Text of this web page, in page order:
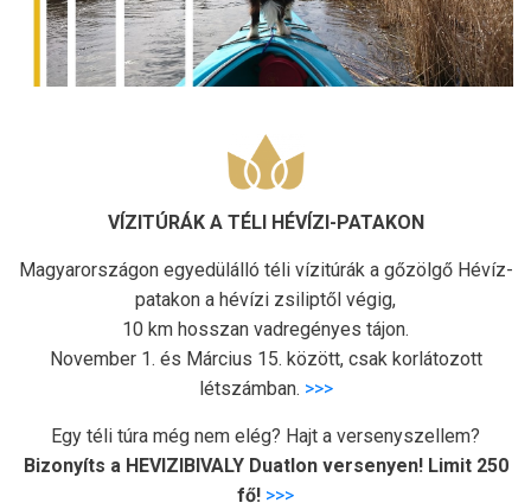
VÍZITÚRÁK A TÉLI HÉVÍZI-PATAKON
Magyarországon egyedülálló téli vízitúrák a gőzölgő Hévíz-
patakon a hévízi zsiliptől végig,
10 km hosszan vadregényes tájon.
November 1. és Március 15. között, csak korlátozott
létszámban. >>>
Egy téli túra még nem elég? Hajt a versenyszellem?
Bizonyíts a HEVIZIBIVALY Duatlon versenyen! Limit 250
fő! >>>